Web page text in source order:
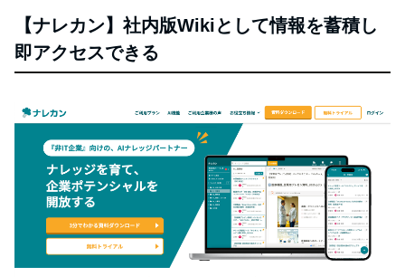
【ナレカン】社内版Wikiとして情報を蓄積し
即アクセスできる